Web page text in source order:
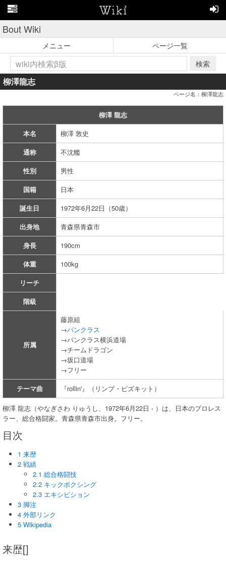
Bout Wiki
メニュー
ページ一覧
検索
柳澤龍志
ページ名：柳澤龍志
柳澤 龍志
本名
柳澤 敦史
通称
不沈艦
性別
男性
国籍
日本
誕生日
1972年6月22日（50歳）
出身地
青森県青森市
身長
190cm
体重
100kg
リーチ
階級
所属
藤原組
→パンクラス
→パンクラス横浜道場
→チームドラゴン
→坂口道場
→フリー
テーマ曲
『rollin'』（リンプ・ビズキット）
柳澤 龍志（やなぎさわ りゅうし、1972年6月22日 - ）は、日本のプロレス
ラー、総合格闘家。青森県青森市出身。フリー。
目次
1 来歴
2 戦績
2.1 総合格闘技
2.2 キックボクシング
2.3 エキシビション
3 脚注
4 外部リンク
5 Wikipedia
来歴[]